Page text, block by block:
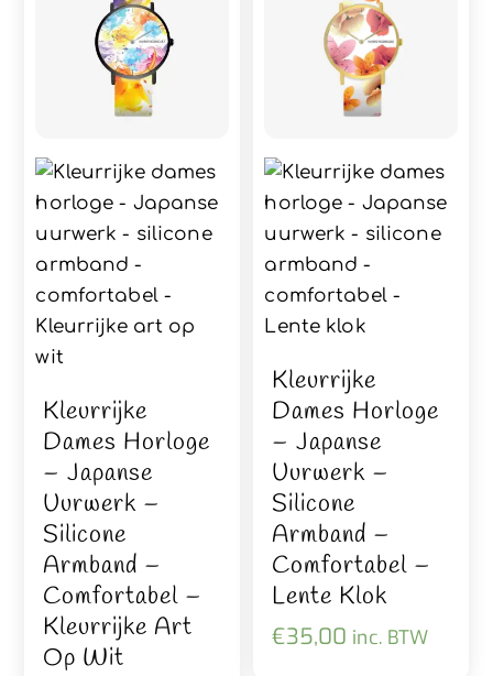
Kleurrijke
Dames Horloge
– Japanse
Uurwerk –
Silicone
Armband –
Comfortabel –
Kleurrijke Art
Op Wit
Kleurrijke
Dames Horloge
– Japanse
Uurwerk –
Silicone
Armband –
Comfortabel –
Lente Klok
€35,00 inc. BTW